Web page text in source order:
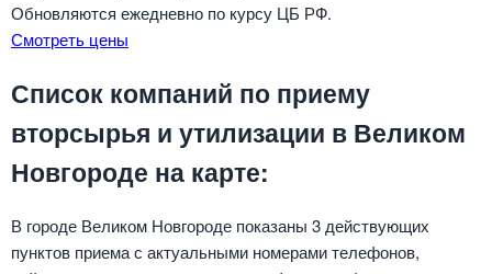
Обновляются ежедневно по курсу ЦБ РФ.
Смотреть цены
Список компаний по приему
вторсырья и утилизации в Великом
Новгороде на карте:
В городе Великом Новгороде показаны 3 действующих
пунктов приема с актуальными номерами телефонов,